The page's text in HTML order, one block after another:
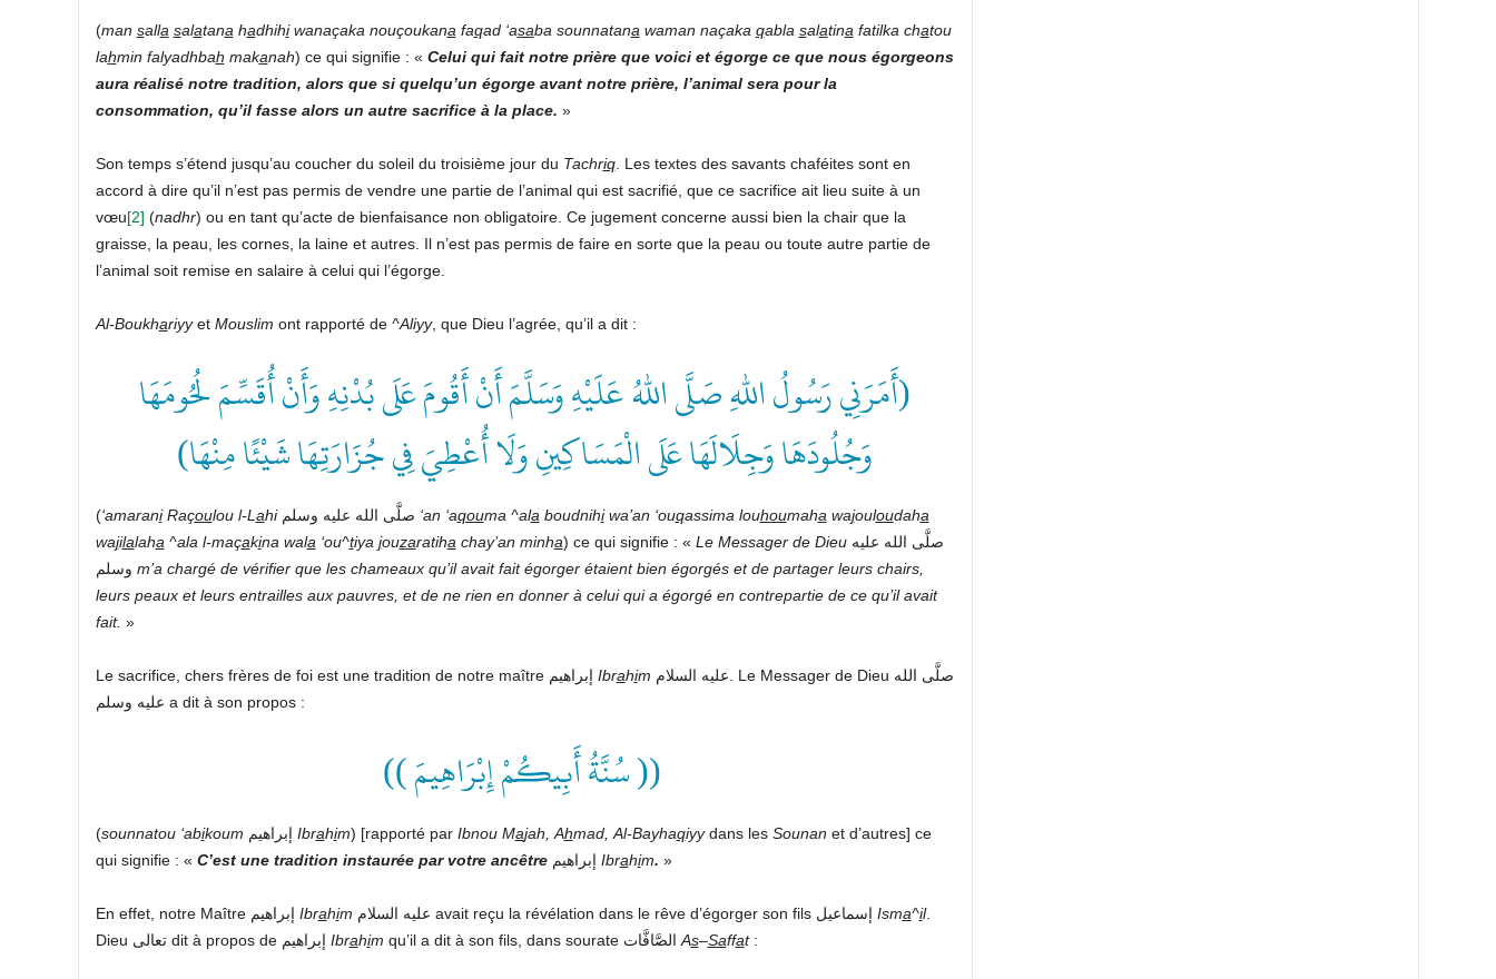
(man salla salatana hadhihi wanaçaka nouçoukana faqad ‘asaba sounnatana waman naçaka qabla salatina fatilka chatou
lahmin falyadhbah makanah) ce qui signifie : « Celuiquifaitnotreprièrequevoicietégorgecequenouségorgeons
aura réalisénotretradition, alorsquesiquelqu’un égorgeavantnotreprière, l’animalsera pourla
consommation, qu’ilfassealorsun autresacrificeà la place. »
Son temps s’étend jusqu’au coucher du soleil du troisième jour du Tachriq. Les textes des savants chaféites sont en
accord à dire qu’il n’est pas permis de vendre une partie de l’animal qui est sacrifié, que ce sacrifice ait lieu suite à un
vœu[2] (nadhr) ou en tant qu’acte de bienfaisance non obligatoire. Ce jugement concerne aussi bien la chair que la
graisse, la peau, les cornes, la laine et autres. Il n’est pas permis de faire en sorte que la peau ou toute autre partie de
l’animal soit remise en salaire à celui qui l’égorge.
Al-Boukhariyyet Mouslim ont rapporté de ^Aliyy, que Dieu l’agrée, qu’il a dit :
(أَمَرَنِي رَسُولُ اللهِ صَلَّى اللهُ عَلَيْهِ وَسَلَّمَ أَنْ أَقُومَ عَلَى بُدْنِهِ وَأَنْ أُقَسِّمَ لُحُومَهَا
وَجُلُودَهَا وَجِلَالَهَا عَلَى الْمَسَاكِينِ وَلَا أُعْطِيَ فِي جُزَارَتِـهَا شَيْئًا مِنْهَا)
(‘amarani Raçoulou l-L ahi ‘an ‘aqouma ^ala boudnihi wa’an ‘ouqassima louhoumaha wajouloudaha
wajilalaha ^ala l-maçakina wala ‘ou^tiya jouzaratiha chay’an minha) ce qui signifie : « LeMessagerdeDieuصلَّى الله عليه
m’a chargédevérifierqueleschameauxqu’ilavaitfaitégorgerétaientbien égorgésetdepartagerleurschairs,
leurspeauxetleursentraillesauxpauvres, etdenerien en donnerà celuiquia égorgéen contrepartiedecequ’ilavait
fait. »
Ibrahim
عليه وسلم a dit à son propos :
(( سُنَّةُ أَبِيكُمْ إِبْرَاهِيمَ ))
(sounnatou ‘abikoum Ibrahim) [rapporté par Ibnou Majah, Ahmad, Al-Bayhaqiyydans les Sounan et d’autres] ce
qui signifie : « C’estunetradition instauréeparvotreancêtre Ibrahim. »
Ibrahim عليه السلام avait reçu la révélation dans le rêve d’égorger son fils إسماعيل Isma^il.
Ibrahim As–Saffat: